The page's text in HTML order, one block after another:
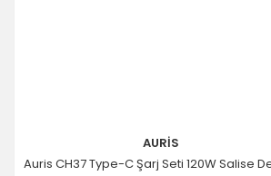
AURİS
Auris CH37 Type-C Şarj Seti 120W Salise